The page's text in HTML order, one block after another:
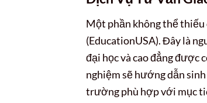
Một phần không thể thiếu
(EducationUSA). Đây là
đại học và cao đẳng được
nghiệm sẽ hướng dẫn
trường phù hợp với mục